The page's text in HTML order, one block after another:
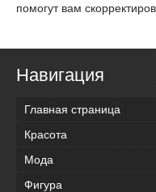
помогут вам
Навигация
Главная страница
Красота
Мода
Фигура